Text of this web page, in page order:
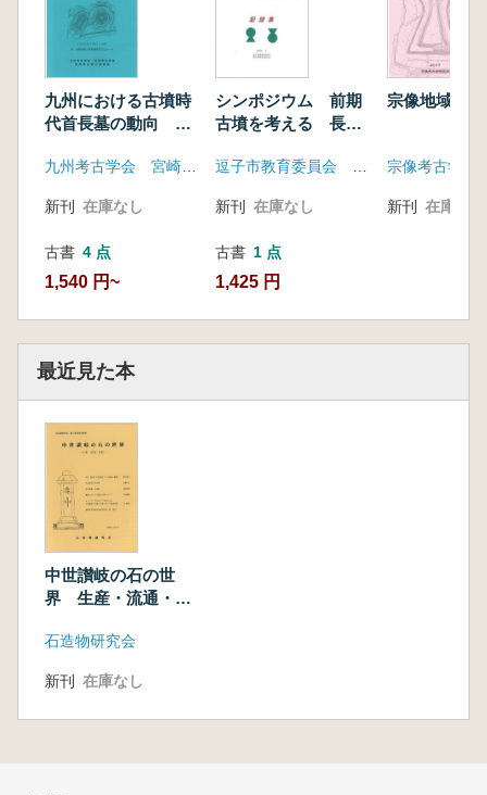
九州における古墳時
代首長墓の動向 発
新刊 在庫なし
古書 4 点
1,540 円~
シンポジウム 前期
古墳を考える 長
記録集
新刊 在庫なし
古書 1 点
1,425 円
宗像地域の
新刊 在庫なし
最近見た本
中世讃岐の石の世
界 生産・流通・信
石造物研究会
新刊 在庫なし